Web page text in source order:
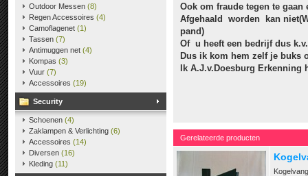
Outdoor Messen (8)
Regen Accessoires (4)
Camoflagenet (1)
Tassen (7)
Antimuggen net (4)
Kompas (3)
Vuur (7)
Accessoires (19)
Security
Schoenen (4)
Zaklampen & Verlichting (6)
Accessoires (14)
Diversen (16)
Kleding (11)
Ook om fraude tegen te
Afgehaald worden kan
pand)
Of u heeft een bedrijf dus
Dus ik kom hem zelf je buks
Ik A.J.v.Doesburg Erkenning
Gerelateerde producten